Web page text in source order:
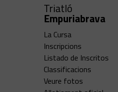
Triatló
Empuriabrava
La Cursa
Inscripcions
Listado de Inscritos
Classificacions
Veure fotos